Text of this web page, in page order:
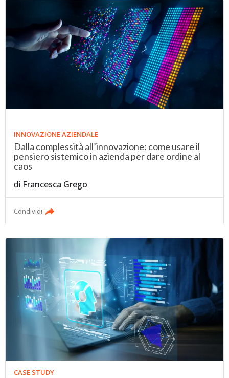
INNOVAZIONE AZIENDALE
Dalla complessità all’innovazione: come usare il
pensiero sistemico in azienda per dare ordine al
caos
di Francesca Grego
Condividi
CASE STUDY